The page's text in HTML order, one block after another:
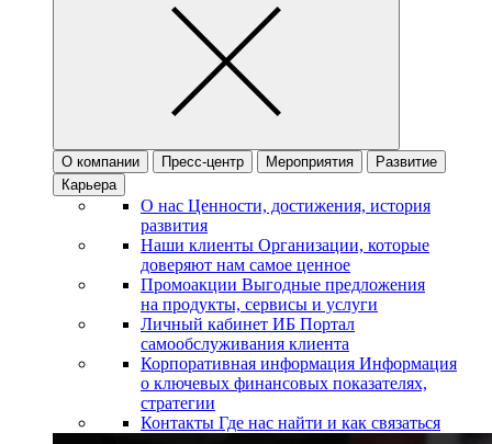
О компании Пресс-центр Мероприятия
Развитие
Карьера
О нас Ценности, достижения, история
развития
Наши клиенты Организации, которые
доверяют нам самое ценное
Промоакции Выгодные предложения
на продукты, сервисы и услуги
Личный кабинет ИБ Портал
самообслуживания клиента
Корпоративная информация Информация
о ключевых финансовых показателях,
стратегии
Контакты Где нас найти и как связаться